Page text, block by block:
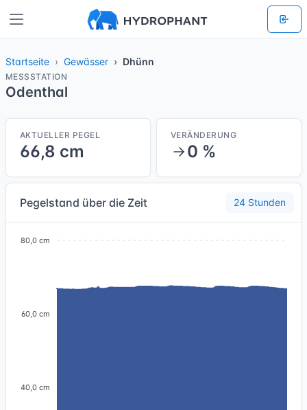
Startseite Gewässer Dhünn
MESSSTATION
Odenthal
AKTUELLER PEGEL
66,8 cm
VERÄNDERUNG
0 %
Pegelstand über die Zeit 24 Stunden
80,0 cm
60,0 cm
40,0 cm